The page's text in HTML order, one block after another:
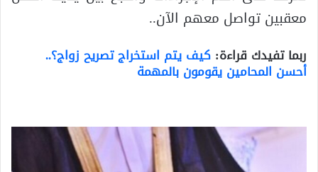
معقبين تواصل معهم الآن..
ربما تفيدك قراءة: كيف يتم استخراج تصريح زواج؟..
أحسن المحامين يقومون بالمهمة